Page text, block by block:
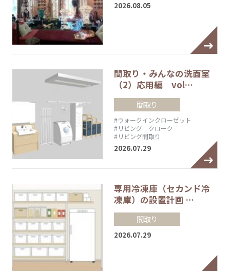
2026.08.05
間取り・みんなの洗面室
（2）応用編 vol…
間取り
#ウォークインクローゼット
#リビング クローク
#リビング間取り
2026.07.29
専用冷凍庫（セカンド冷
凍庫）の設置計画 …
間取り
2026.07.29